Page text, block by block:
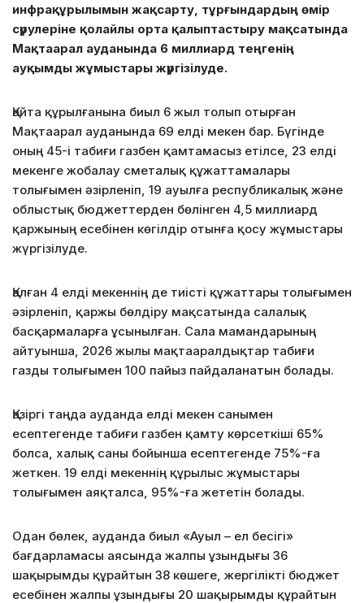
инфрақұрылымын жақсарту, тұрғындардың өмір
сүрулеріне қолайлы орта қалыптастыру мақсатында
Мақтаарал ауданында 6 миллиард теңгенің
ауқымды жұмыстары жүргізілуде.
Қайта құрылғанына биыл 6 жыл толып отырған
Мақтаарал ауданында 69 елді мекен бар. Бүгінде
оның 45-і табиғи газбен қамтамасыз етілсе, 23 елді
мекенге жобалау сметалық құжаттамалары
толығымен әзірленіп, 19 ауылға республикалық және
облыстық бюджеттерден бөлінген 4,5 миллиард
қаржының есебінен көгілдір отынға қосу жұмыстары
жүргізілуде.
Қалған 4 елді мекеннің де тиісті құжаттары толығымен
әзірленіп, қаржы бөлдіру мақсатында салалық
басқармаларға ұсынылған. Сала мамандарының
айтуынша, 2026 жылы мақтааралдықтар табиғи
газды толығымен 100 пайыз пайдаланатын болады.
Қазіргі таңда ауданда елді мекен санымен
есептегенде табиғи газбен қамту көрсеткіші 65%
болса, халық саны бойынша есептегенде 75%-ға
жеткен. 19 елді мекеннің құрылыс жұмыстары
толығымен аяқталса, 95%-ға жететін болады.
Одан бөлек, ауданда биыл «Ауыл – ел бесігі»
бағдарламасы аясында жалпы ұзындығы 36
шақырымды құрайтын 38 көшеге, жергілікті бюджет
есебінен жалпы ұзындығы 20 шақырымды құрайтын